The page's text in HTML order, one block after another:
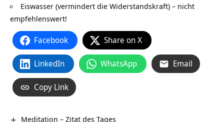
Eiswasser (vermindert die Widerstandskraft) – nicht
empfehlenswert!
Facebook Share on X
LinkedIn WhatsApp Email
Copy Link
Meditation – Zitat des Tages